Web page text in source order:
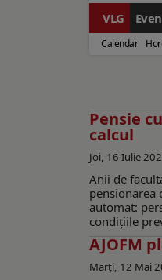
VLG
Calendar
Pensie
calcul
Joi, 16 Iulie
Anii de
pensionarea
automat:
condițiile
AJOFM
Marți, 12 Mai